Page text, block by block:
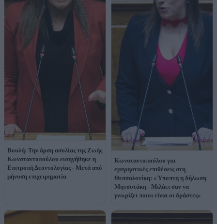
Βουλή: Την άρση ασυλίας της Ζωής
Κωνσταντοπούλου εισηγήθηκε η
Επιτροπή Δεοντολογίας - Μετά από
μήνυση επιχειρηματία
Κωνσταντοπούλου για
εμπρηστικές επιθέσεις στη
Θεσσαλονίκη: «Ύποπτη η δήλωση
Μητσοτάκη - Μιλάει σαν να
γνωρίζει ποιοι είναι οι δράστες»